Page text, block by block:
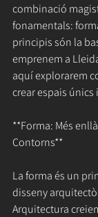
combinació
fonamentals:
principis són la
emprenem a
aquí explorarem
crear espais
**Forma: Més
Contorns**
La forma és un
disseny
Arquitectura